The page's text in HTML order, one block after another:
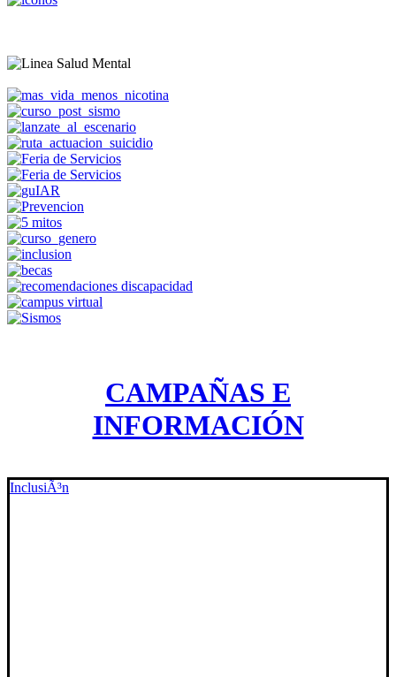
CAMPAÑAS E
INFORMACIÓN
InclusiÃ³n